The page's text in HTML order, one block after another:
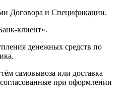
Договора и Спецификации.
клиент».
денежных средств по
самовывоза или доставка
при оформлении